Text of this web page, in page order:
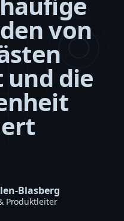
von
die
Blasberg
Produktleiter